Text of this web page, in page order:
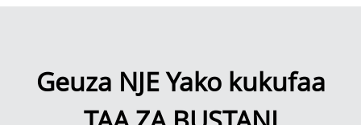
Geuza NJE Yako kukufaa